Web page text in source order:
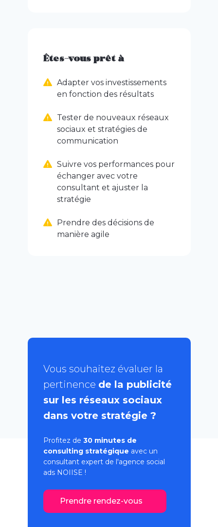
Êtes-vous prêt à
Adapter vos investissements
en fonction des résultats
Tester de nouveaux réseaux
sociaux et stratégies de
communication
Suivre vos performances pour
échanger avec votre
consultant et ajuster la
stratégie
Prendre des décisions de
manière agile
Vous souhaitez évaluer la
pertinence de la publicité
sur les réseaux sociaux
dans votre stratégie ?
Profitez de 30 minutes de
consulting stratégique avec un
consultant expert de l'agence social
adsNOIISE !
Prendre rendez-vous